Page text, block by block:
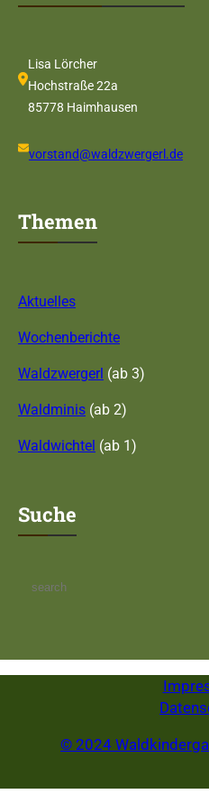
Lisa Lörcher
Hochstraße 22a
85778 Haimhausen
vorstand@waldzwergerl.de
Themen
Aktuelles
Wochenberichte
Waldzwergerl (ab 3)
Waldminis (ab 2)
Waldwichtel (ab 1)
Suche
c
© 2024